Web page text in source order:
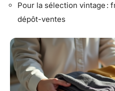
Pour la sélection vintage :
dépôt-ventes